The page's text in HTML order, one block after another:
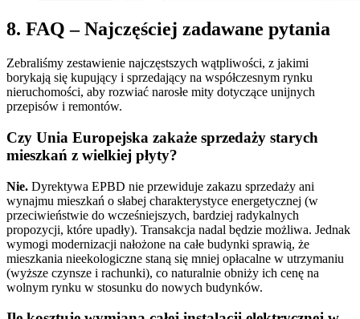
8. FAQ – Najczęściej zadawane pytania
Zebraliśmy zestawienie najczęstszych wątpliwości, z jakimi
borykają się kupujący i sprzedający na współczesnym rynku
nieruchomości, aby rozwiać narosłe mity dotyczące unijnych
przepisów i remontów.
Czy Unia Europejska zakaże sprzedaży starych
mieszkań z wielkiej płyty?
Nie. Dyrektywa EPBD nie przewiduje zakazu sprzedaży ani
wynajmu mieszkań o słabej charakterystyce energetycznej (w
przeciwieństwie do wcześniejszych, bardziej radykalnych
propozycji, które upadły). Transakcja nadal będzie możliwa. Jednak
wymogi modernizacji nałożone na całe budynki sprawią, że
mieszkania nieekologiczne staną się mniej opłacalne w utrzymaniu
(wyższe czynsze i rachunki), co naturalnie obniży ich cenę na
wolnym rynku w stosunku do nowych budynków.